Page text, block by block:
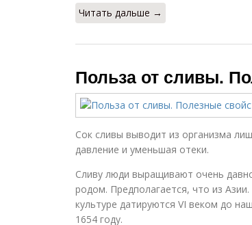
Читать дальше →
Польза от сливы.
Сок сливы выводит из организма
давление и уменьшая отеки.
Сливу люди выращивают очень
родом. Предполагается, что из
культуре датируются VI веком до
1654 году.